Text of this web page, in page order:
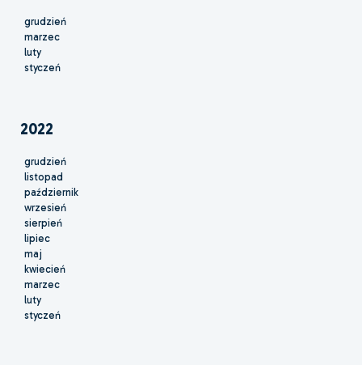
grudzień
marzec
luty
styczeń
2022
grudzień
listopad
październik
wrzesień
sierpień
lipiec
maj
kwiecień
marzec
luty
styczeń